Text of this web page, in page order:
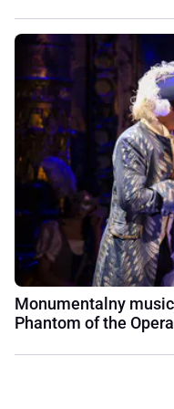
Monumentalny
Phantom of the